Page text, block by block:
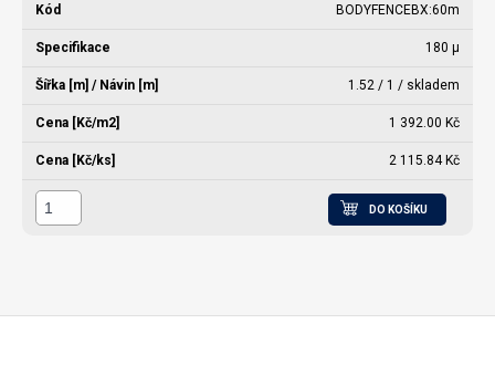
BODYFENCEBX:60m
180 µ
1.52 / 1 / skladem
1 392.00 Kč
2 115.84 Kč
DO KOŠÍKU